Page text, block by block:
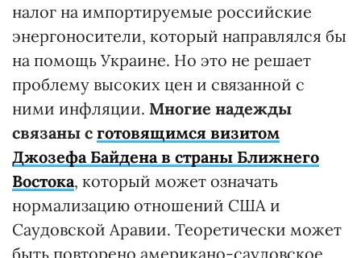
налог на импортируемые российские
энергоносители, который направлялся бы
на помощь Украине. Но это не решает
проблему высоких цен и связанной с
ними инфляции. Многие надежды
связаны с готовящимся визитом
Джозефа Байдена в страны Ближнего
Востока, который может означать
нормализацию отношений США и
Саудовской Аравии. Теоретически может
быть повторено американо-саудовское